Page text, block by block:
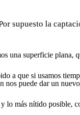
supuesto la
una superficie plana,
a que si usamos
nos puede dar un
y lo más nítido posible,